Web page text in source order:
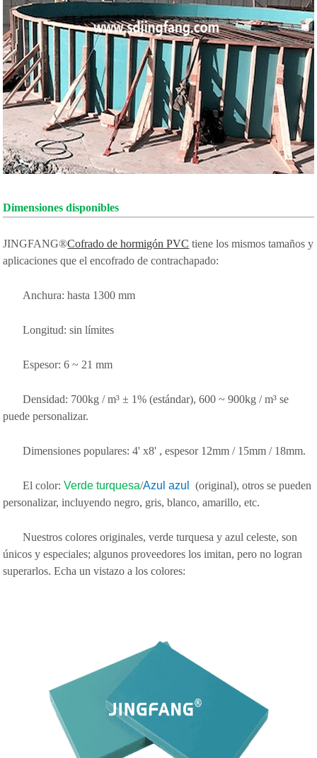
Dimensiones disponibles
JINGFANG®Cofrado de hormigón PVC tiene los mismos tamaños y
aplicaciones que el encofrado de contrachapado:
Anchura: hasta 1300 mm
Longitud: sin límites
Espesor: 6 ~ 21 mm
Densidad: 700kg / m³ ± 1% (estándar), 600 ~ 900kg / m³ se
puede personalizar.
Dimensiones populares: 4' x8' , espesor 12mm / 15mm / 18mm.
El color:Verde turquesa/Azul azul
(original), otros se pueden
personalizar, incluyendo negro, gris, blanco, amarillo, etc.
Nuestros colores originales, verde turquesa y azul celeste, son
únicos y especiales; algunos proveedores los imitan, pero no logran
superarlos. Echa un vistazo a los colores: